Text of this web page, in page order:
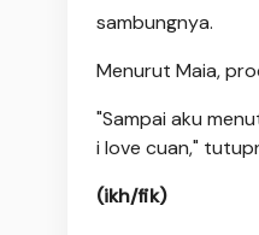
sambungnya.
Menurut Maia,
"Sampai aku
i love cuan,"
(ikh/fik)